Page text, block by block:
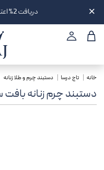
دریافت 2% اعتبار بعد از هر خرید
خانه تاج درسا دستبند چرم و طلا زنانه
دستبند چرم زنانه